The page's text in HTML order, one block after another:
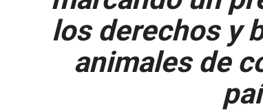
los derechos y
animales de